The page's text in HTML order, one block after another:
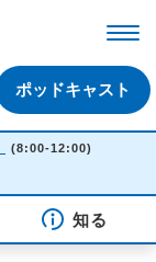
ポッドキャスト
(8:00-12:00)
知る